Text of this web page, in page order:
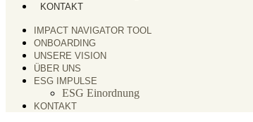
KONTAKT
IMPACT NAVIGATOR TOOL
ONBOARDING
UNSERE VISION
ÜBER UNS
ESG IMPULSE
ESG Einordnung
KONTAKT